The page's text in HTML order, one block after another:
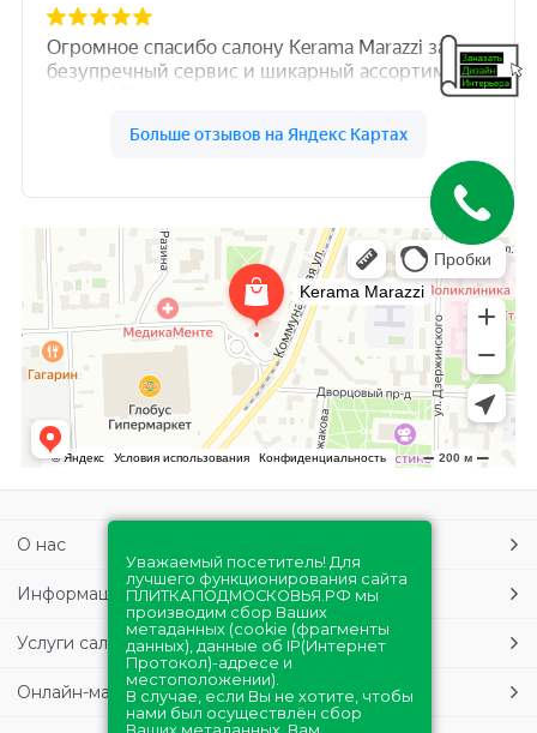
О нас
Информация
Услуги салонов
Онлайн-магазин
Уважаемый посетитель! Для
лучшего функционирования сайта
ПЛИТКАПОДМОСКОВЬЯ.РФ мы
производим сбор Ваших
метаданных (cookie (фрагменты
данных), данные об IP(Интернет
Протокол)-адресе и
местоположении).
В случае, если Вы не хотите, чтобы
нами был осуществлён сбор